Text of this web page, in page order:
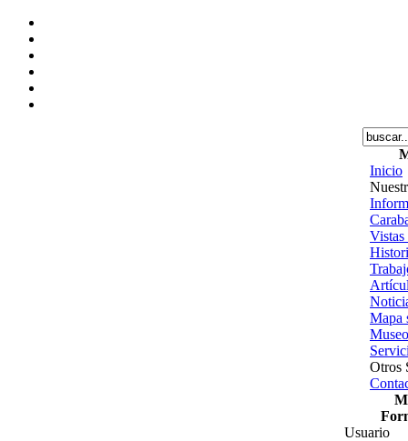
Inicio
Vistas
Mapa
Otros
Usuario